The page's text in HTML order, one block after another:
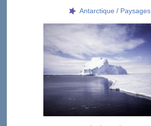
Antarctique / Paysages